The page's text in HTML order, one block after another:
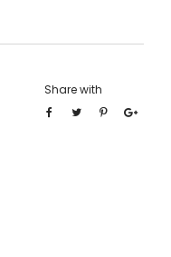
Share with